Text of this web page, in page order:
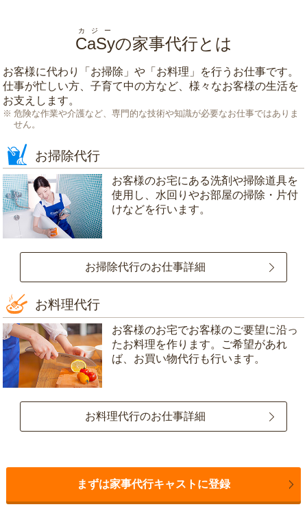
CaSy
カジー
の家事代行とは
お客様に代わり「 お掃除 」や「 お料理 」を行うお仕事です。
仕事が忙しい方、子育て中の方など、様々なお客様の生活を
お支えします。
危険な作業や介護など、専門的な技術や知識が必要なお仕事ではありま
せん。
お掃除代行
お客様のお宅にある洗剤や掃除道具を
使用し、水回りやお部屋の掃除・片付
けなどを行います。
お掃除代行のお仕事詳細
お料理代行
お客様のお宅でお客様のご要望に沿っ
たお料理を作ります。ご希望があれ
ば、お買い物代行も行います。
お料理代行のお仕事詳細
まずは家事代行キャストに登録